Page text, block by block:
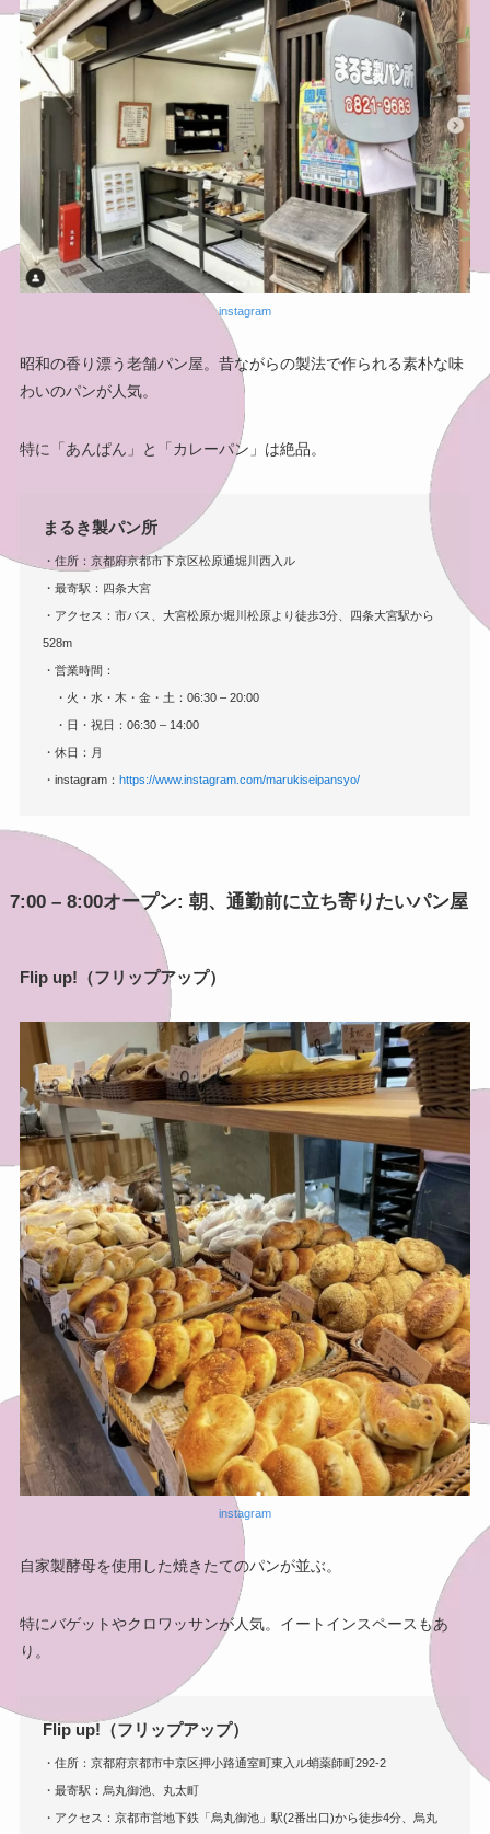
instagram
昭和の香り漂う老舗パン屋。昔ながらの製法で作られる素朴な味
わいのパンが人気。
特に「あんぱん」と「カレーパン」は絶品。
まるき製パン所
・住所：京都府京都市下京区松原通堀川西入ル
・最寄駅：四条大宮
・アクセス：市バス、大宮松原か堀川松原より徒歩3分、四条大宮駅から
528m
・営業時間：
・火・水・木・金・土：06:30 – 20:00
・日・祝日：06:30 – 14:00
・休日：月
・instagram： https://www.instagram.com/marukiseipansyo/
7:00 – 8:00オープン: 朝、通勤前に立ち寄りたいパン屋
Flip up!（フリップアップ）
instagram
自家製酵母を使用した焼きたてのパンが並ぶ。
特にバゲットやクロワッサンが人気。イートインスペースもあ
り。
Flip up!（フリップアップ）
・住所：京都府京都市中京区押小路通室町東入ル蛸薬師町292-2
・最寄駅：烏丸御池、丸太町
・アクセス：京都市営地下鉄「烏丸御池」駅(2番出口)から徒歩4分、烏丸